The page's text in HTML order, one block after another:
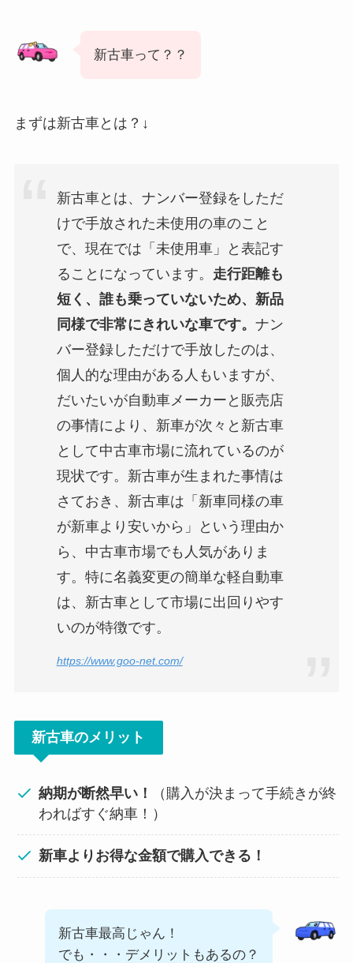
新古車って？？
まずは新古車とは？↓
新古車とは、ナンバー登録をしただ
けで手放された未使用の車のこと
で、現在では「未使用車」と表記す
ることになっています。 走行距離も
短く、誰も乗っていないため、新品
同様で非常にきれいな車です。 ナン
バー登録しただけで手放したのは、
個人的な理由がある人もいますが、
だいたいが自動車メーカーと販売店
の事情により、新車が次々と新古車
として中古車市場に流れているのが
現状です。新古車が生まれた事情は
さておき、新古車は「新車同様の車
が新車より安いから」という理由か
ら、中古車市場でも人気がありま
す。特に名義変更の簡単な軽自動車
は、新古車として市場に出回りやす
いのが特徴です。
https://www.goo-net.com/
新古車のメリット
納期が断然早い！
（購入が決まって手続きが終
わればすぐ納車！）
新車よりお得な金額で購入できる！
新古車最高じゃん！
でも・・・デメリットもあるの？